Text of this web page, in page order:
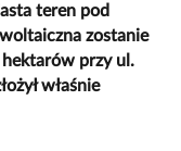
teren pod
zostanie
przy ul.
właśnie